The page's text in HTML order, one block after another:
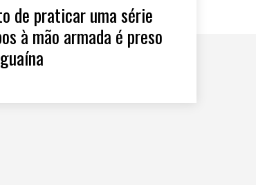
de praticar uma série
à mão armada é preso